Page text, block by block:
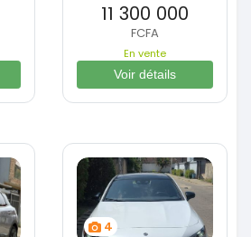
11 300 000
FCFA
En vente
Voir détails
4